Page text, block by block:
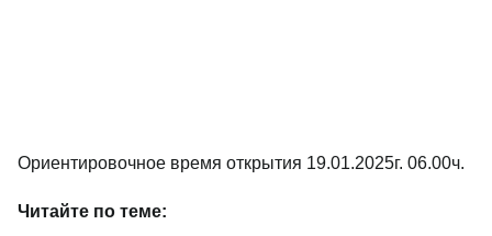
Ориентировочное время открытия 19.01.2025г. 06.00ч.
Читайте по теме: